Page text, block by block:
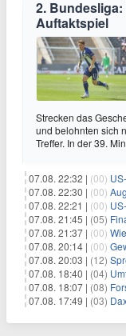
2.
Auftaktspiel
Strecken das
und belohnten sich
Treffer. In der 39.
07.08. 22:32 | (00)
07.08. 22:30 | (00)
07.08. 22:21 | (00) US-
07.08. 21:45 | (05)
07.08. 21:37 | (00)
07.08. 20:14 | (00)
07.08. 20:03 | (12)
07.08. 18:40 | (04)
07.08. 18:07 | (08)
07.08. 17:49 | (03)